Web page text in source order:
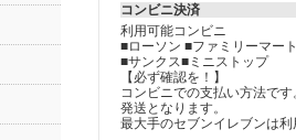
コンビニ決済
利用可能コンビニ
■ローソン ■ファミリーマー
■サンクス■ミニストップ
【必ず確認を！】
コンビニでの支払い方法で
発送となります。
最大手のセブンイレブンは